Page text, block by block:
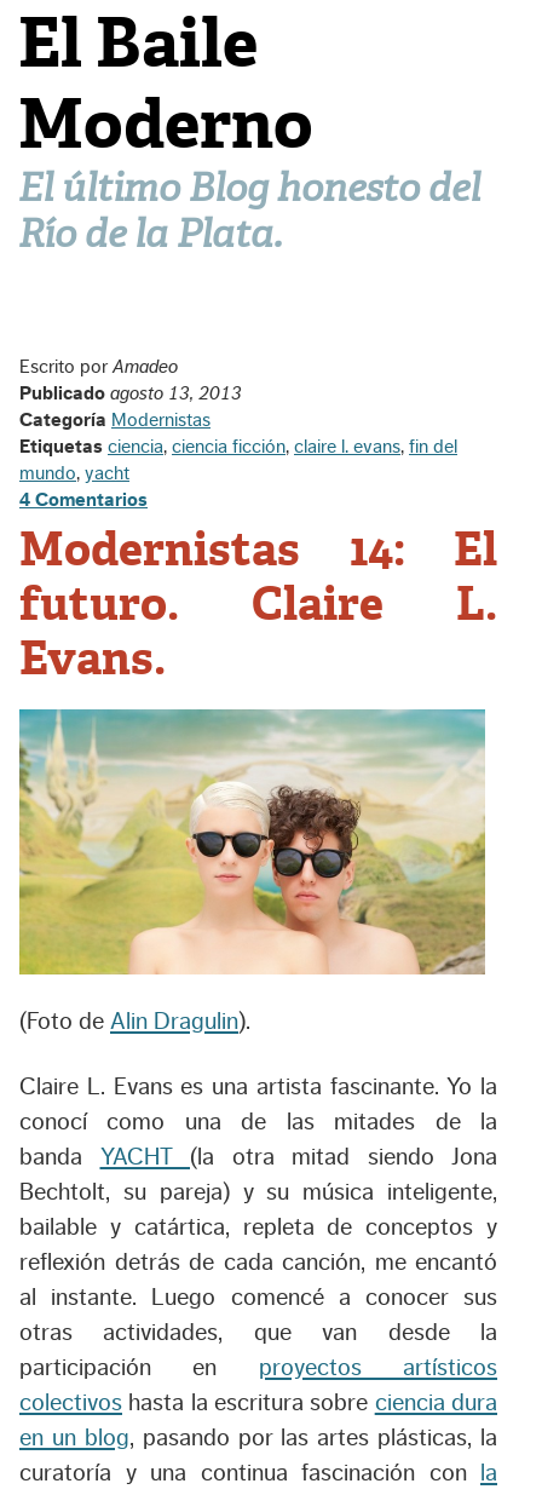
El Baile
Moderno
El último Blog honesto del
Río de la Plata.
Escrito porAmadeo
Publicado agosto 13, 2013
Categoría Modernistas
Etiquetas ciencia, ciencia ficción, claire l. evans, fin del
mundo, yacht
4 Comentarios
Modernistas 14: El
futuro. Claire L.
Evans.
(Foto de Alin Dragulin).
Claire L. Evans es una artista fascinante. Yo la
conocí como una de las mitades de la
banda YACHT (la otra mitad siendo Jona
Bechtolt, su pareja) y su música inteligente,
bailable y catártica, repleta de conceptos y
reflexión detrás de cada canción, me encantó
al instante. Luego comencé a conocer sus
otras actividades, que van desde la
participación en proyectos artísticos
colectivos hasta la escritura sobre ciencia dura
en un blog, pasando por las artes plásticas, la
curatoría y una continua fascinación con
la